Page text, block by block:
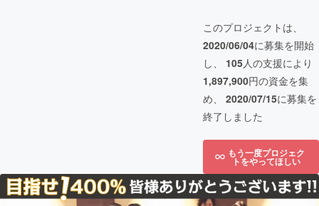
このプロジェクトは、
2020/06/04に募集を開始
し、 105人の支援により
1,897,900円の資金を集
め、 2020/07/15に募集を
終了しました
もう一度プロジェク
トをやってほしい